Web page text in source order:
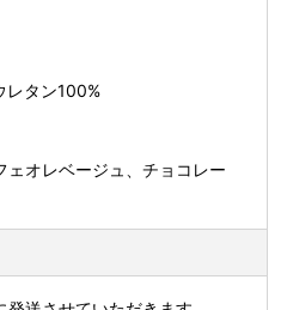
レタン100%
オレベージュ、チョコレー